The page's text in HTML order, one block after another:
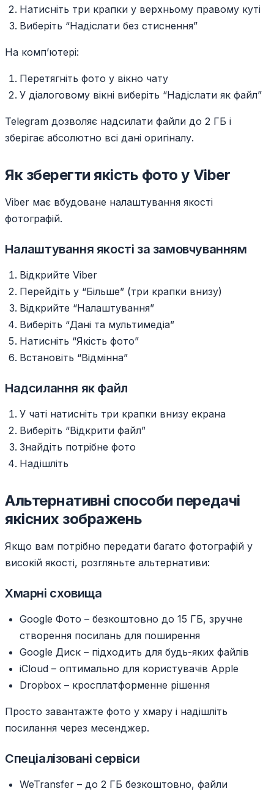
Натисніть три крапки у верхньому правому куті
Виберіть “Надіслати без стиснення”
На комп’ютері:
Перетягніть фото у вікно чату
У діалоговому вікні виберіть “Надіслати як файл”
Telegram дозволяє надсилати файли до 2 ГБ і
зберігає абсолютно всі дані оригіналу.
Як зберегти якість фото у Viber
Viber має вбудоване налаштування якості
фотографій.
Налаштування якості за замовчуванням
Відкрийте Viber
Перейдіть у “Більше” (три крапки внизу)
Відкрийте “Налаштування”
Виберіть “Дані та мультимедіа”
Натисніть “Якість фото”
Встановіть “Відмінна”
Надсилання як файл
У чаті натисніть три крапки внизу екрана
Виберіть “Відкрити файл”
Знайдіть потрібне фото
Надішліть
Альтернативні способи передачі
якісних зображень
Якщо вам потрібно передати багато фотографій у
високій якості, розгляньте альтернативи:
Хмарні сховища
Google Фото – безкоштовно до 15 ГБ, зручне
створення посилань для поширення
Google Диск – підходить для будь-яких файлів
iCloud – оптимально для користувачів Apple
Dropbox – кросплатформенне рішення
Просто завантажте фото у хмару і надішліть
посилання через месенджер.
Спеціалізовані сервіси
WeTransfer – до 2 ГБ безкоштовно, файли